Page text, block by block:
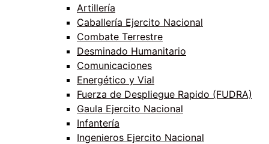
Artillería
Caballería Ejercito Nacional
Combate Terrestre
Desminado Humanitario
Comunicaciones
Energético y Vial
Fuerza de Despliegue Rapido (FUDRA)
Gaula Ejercito Nacional
Infantería
Ingenieros Ejercito Nacional